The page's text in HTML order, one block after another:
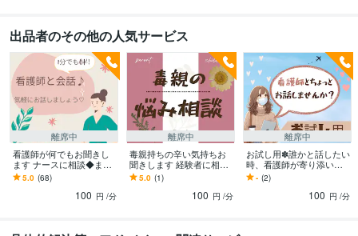
悩み相談 看護師 保健師 ケアマネ
悩み相談・カウンセリング ＊人間関係の悩み
＊趣味のお話 ＊毒親について
人間関係 医療関係 自己肯定感 話し相手 恋愛 相談しにくい悩み
趣味
毒親
性の悩み 子なし
学歴
大卒 2023年2月 ~ 2024年7月
出品者のその他の人気サービス
離席中
看護師が何でもお聞きし
ます ナースに相談◆まじ
めな話、軽い話、何でも
♡ボイスサンプルあり
5.0 (68)
100 円 /分
離席中
毒親持ちの辛い気持ちお
聞きします 経験者に相談
◆親子関係/毒親の辛さ/自
己肯定感が低い/看護師
5.0 (1)
100 円 /分
離席中
お試し用✽誰かと話したい
時、看護師が寄り添いま
す ◆寂しい気持ち吐き出
してください/1分でも/気
- (2)
100 円 /分